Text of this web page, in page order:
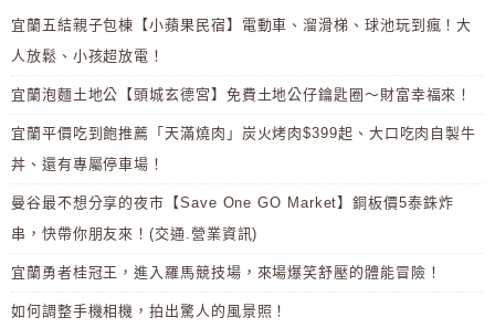
宜蘭五結親子包棟【小蘋果民宿】電動車、溜滑梯、球池玩到瘋！大
人放鬆、小孩超放電！
宜蘭泡麵土地公【頭城玄德宮】免費土地公仔鑰匙圈～財富幸福來！
宜蘭平價吃到飽推薦「天滿燒肉」炭火烤肉$399起、大口吃肉自製牛
丼、還有專屬停車場！
曼谷最不想分享的夜市【Save One GO Market】銅板價5泰銖炸
串，快帶你朋友來！(交通.營業資訊)
宜蘭勇者桂冠王，進入羅馬競技場，來場爆笑舒壓的體能冒險！
如何調整手機相機，拍出驚人的風景照！